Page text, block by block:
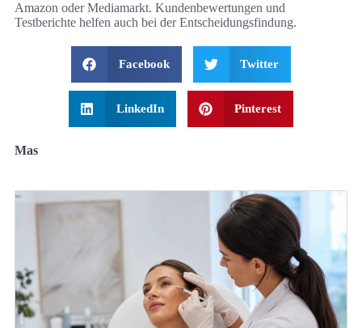
Amazon oder Mediamarkt. Kundenbewertungen und
Testberichte helfen auch bei der Entscheidungsfindung.
Facebook Twitter
LinkedIn Pinterest
Mas